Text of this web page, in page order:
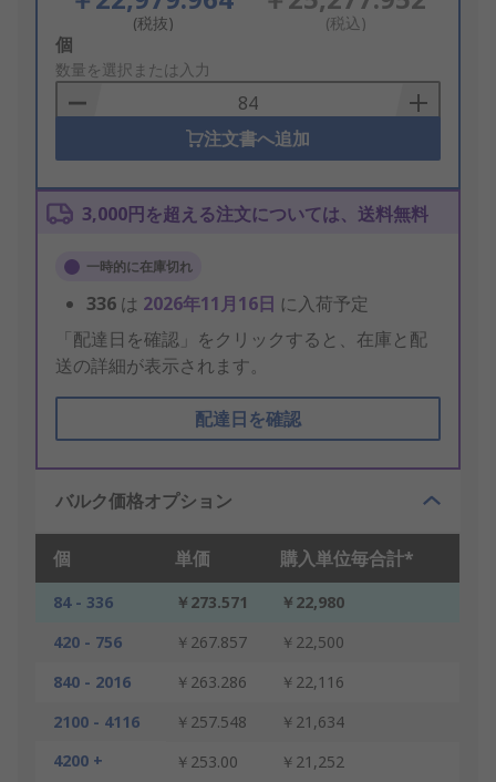
(税抜) (税込)
Add
to
Basket
個
数量を選択または入力
注文書へ追加
3,000円を超える注文については、送料無料
一時的に在庫切れ
336 は 2026年11月16日 に入荷予定
「配達日を確認」をクリックすると、在庫と配
送の詳細が表示されます。
配達日を確認
バルク価格オプション
個 単価 購入単位毎合計*
84 - 336 ￥273.571
￥22,980
420 - 756
￥267.857
￥22,500
840 - 2016
￥263.286
￥22,116
2100 - 4116
￥257.548
￥21,634
4200 +
￥253.00 ￥21,252